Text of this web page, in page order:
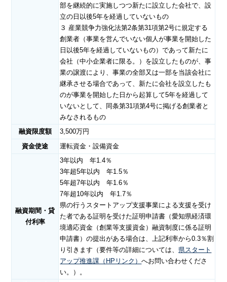
部を継続的に実施しつつ新たに設立した会社で、設
立の日以後5年を経過していないもの
３ 産業競争力強化法第2条第31項第2号に規定する
創業者（事業を営んでいない個人が事業を開始した
日以後5年を経過していないもの）であって新たに
会社（中小企業者に限る。）を設立したものが、事
業の譲渡により、事業の全部又は一部を当該会社に
継承させる場合であって、新たに会社を設立したも
のが事業を開始した日から起算して5年を経過して
いないとして、同条第31項第4号に掲げる創業者と
みなされるもの
融資限度額
3,500万円
資金使途
運転資金・設備資金
融資期間・貸
付利率
3年以内 年1.4％
3年超5年以内 年1.5％
5年超7年以内 年1.6％
7年超10年以内 年1.7％
県の行うスタートアップ支援事業による支援を受け
た者である証明を受けた証明申請書（愛知県経済環
境適応資金（創業等支援資金）融資制度に係る証明
申請書）の提出がある場合は、上記利率から0.3％割
り引きます（要件等の詳細については、 県スタート
アップ推進課（HPリンク）へお問い合わせくださ
い。）。